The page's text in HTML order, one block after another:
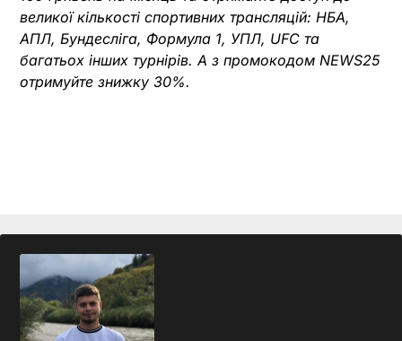
великої кількості спортивних трансляцій: НБА,
АПЛ, Бундесліга, Формула 1, УПЛ, UFC та
багатьох інших турнірів. А з промокодом NEWS25
отримуйте знижку 30%.